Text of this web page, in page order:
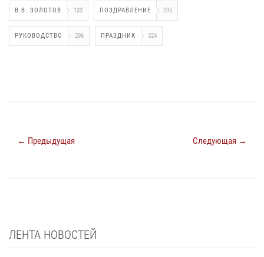
В.В. ЗОЛОТОВ 133 ПОЗДРАВЛЕНИЕ 295
РУКОВОДСТВО 296 ПРАЗДНИК 324
← Предыдущая Следующая →
ЛЕНТА НОВОСТЕЙ